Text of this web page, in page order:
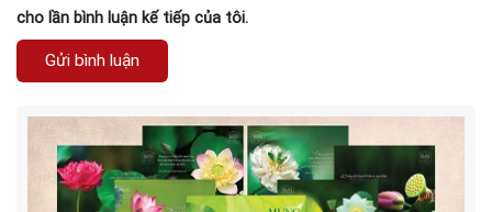
cho lần bình luận kế tiếp của tôi.